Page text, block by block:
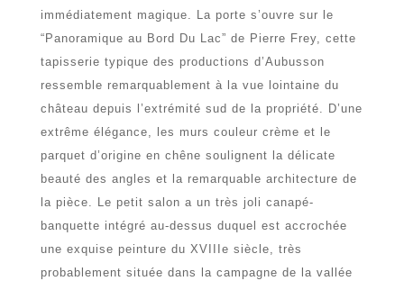
immédiatement magique. La porte s’ouvre sur le
“Panoramique au Bord Du Lac” de Pierre Frey, cette
tapisserie typique des productions d’Aubusson
ressemble remarquablement à la vue lointaine du
château depuis l’extrémité sud de la propriété. D’une
extrême élégance, les murs couleur crème et le
parquet d’origine en chêne soulignent la délicate
beauté des angles et la remarquable architecture de
la pièce. Le petit salon a un très joli canapé-
banquette intégré au-dessus duquel est accrochée
une exquise peinture du XVIIIe siècle, très
probablement située dans la campagne de la vallée